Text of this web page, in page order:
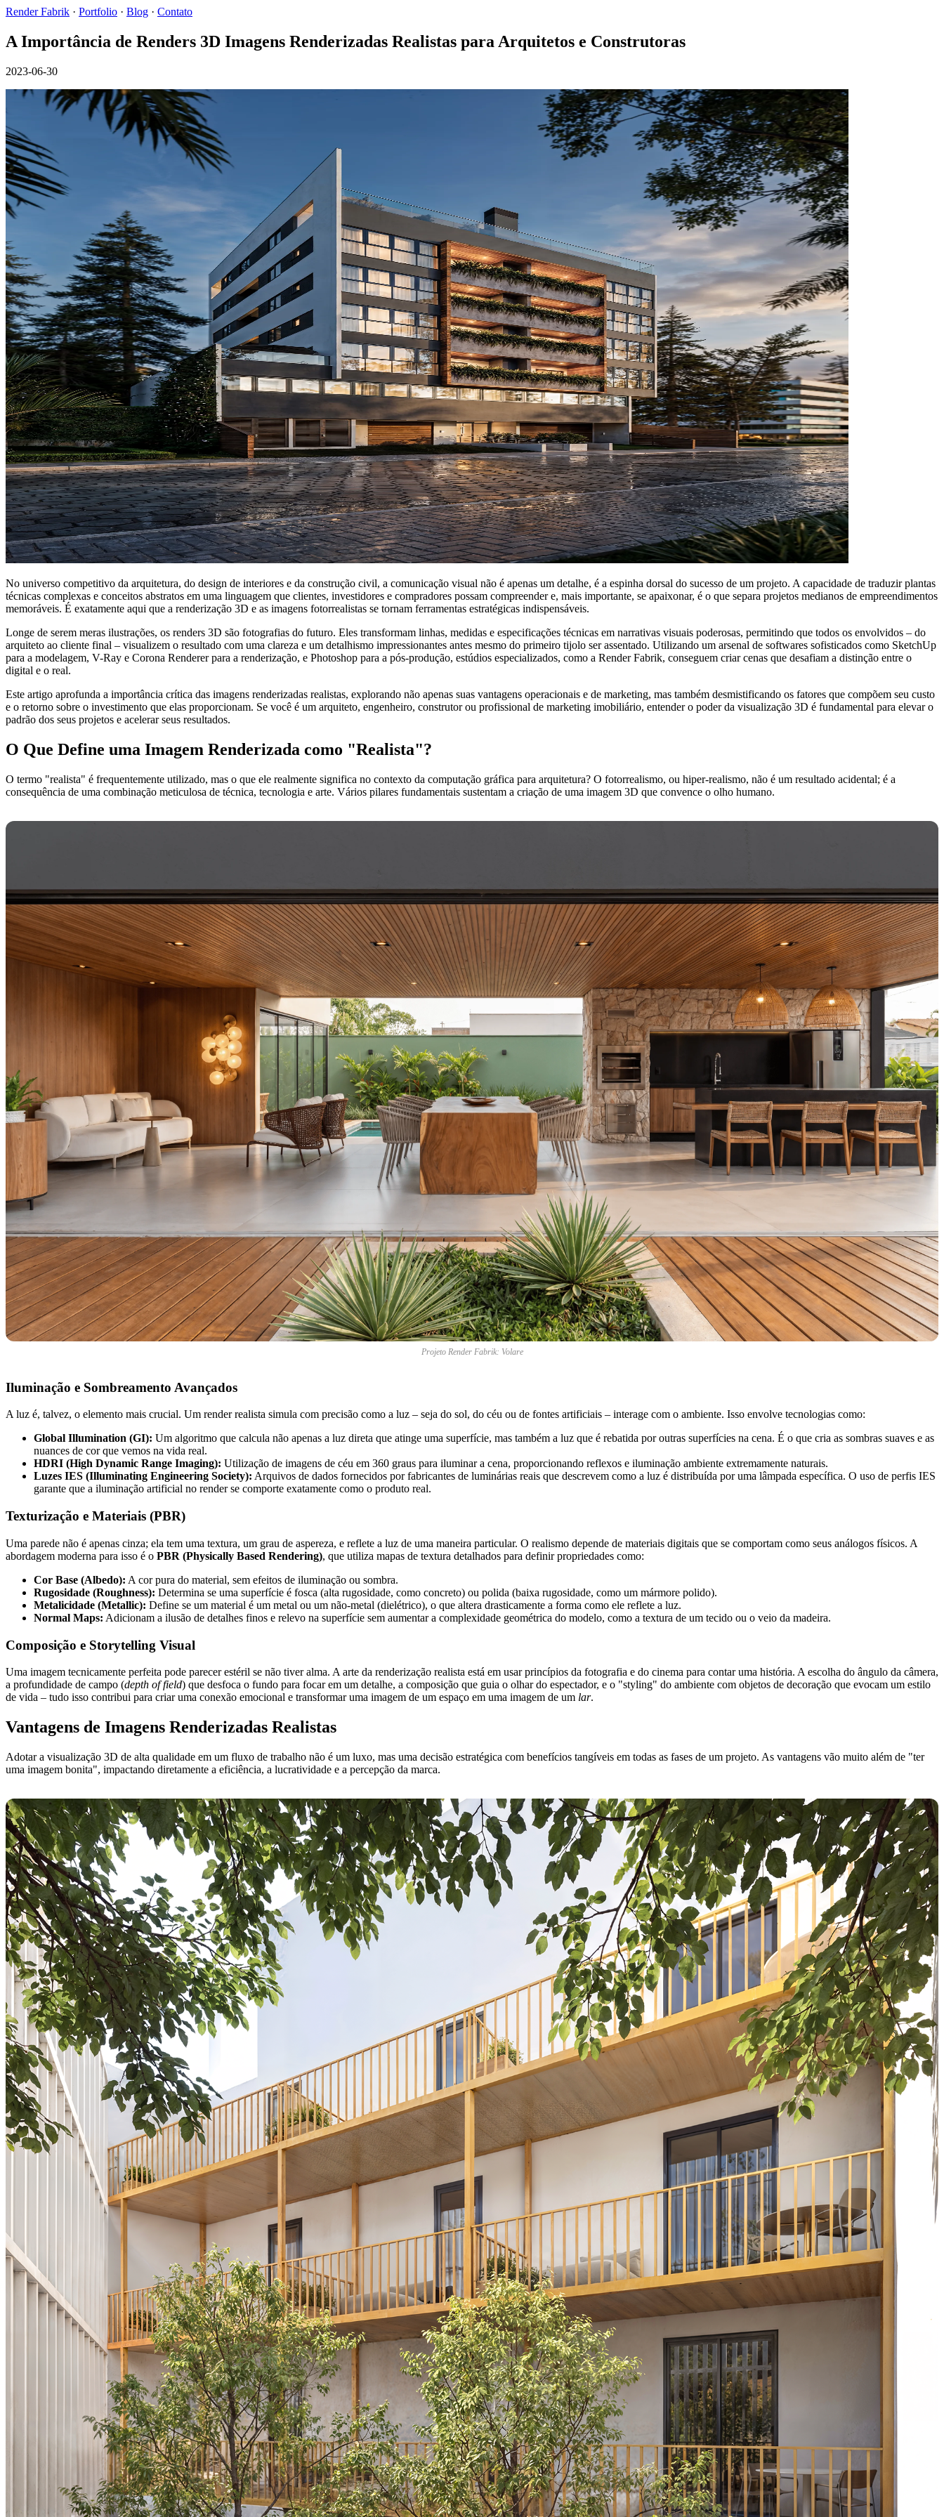
Render Fabrik · Portfolio · Blog · Contato
A Importância de Renders 3D Imagens Renderizadas Realistas para Arquitetos e Construtoras
2023-06-30
No universo competitivo da arquitetura, do design de interiores e da construção civil, a comunicação visual não é apenas um detalhe, é a espinha dorsal do sucesso de um projeto. A capacidade de traduzir plantas
técnicas complexas e conceitos abstratos em uma linguagem que clientes, investidores e compradores possam compreender e, mais importante, se apaixonar, é o que separa projetos medianos de empreendimentos
memoráveis. É exatamente aqui que a renderização 3D e as imagens fotorrealistas se tornam ferramentas estratégicas indispensáveis.
Longe de serem meras ilustrações, os renders 3D são fotografias do futuro. Eles transformam linhas, medidas e especificações técnicas em narrativas visuais poderosas, permitindo que todos os envolvidos – do
arquiteto ao cliente final – visualizem o resultado com uma clareza e um detalhismo impressionantes antes mesmo do primeiro tijolo ser assentado. Utilizando um arsenal de softwares sofisticados como SketchUp
para a modelagem, V-Ray e Corona Renderer para a renderização, e Photoshop para a pós-produção, estúdios especializados, como a Render Fabrik, conseguem criar cenas que desafiam a distinção entre o
digital e o real.
Este artigo aprofunda a importância crítica das imagens renderizadas realistas, explorando não apenas suas vantagens operacionais e de marketing, mas também desmistificando os fatores que compõem seu custo
e o retorno sobre o investimento que elas proporcionam. Se você é um arquiteto, engenheiro, construtor ou profissional de marketing imobiliário, entender o poder da visualização 3D é fundamental para elevar o
padrão dos seus projetos e acelerar seus resultados.
O Que Define uma Imagem Renderizada como "Realista"?
O termo "realista" é frequentemente utilizado, mas o que ele realmente significa no contexto da computação gráfica para arquitetura? O fotorrealismo, ou hiper-realismo, não é um resultado acidental; é a
consequência de uma combinação meticulosa de técnica, tecnologia e arte. Vários pilares fundamentais sustentam a criação de uma imagem 3D que convence o olho humano.
Projeto Render Fabrik: Volare
Iluminação e Sombreamento Avançados
A luz é, talvez, o elemento mais crucial. Um render realista simula com precisão como a luz – seja do sol, do céu ou de fontes artificiais – interage com o ambiente. Isso envolve tecnologias como:
Global Illumination (GI): Um algoritmo que calcula não apenas a luz direta que atinge uma superfície, mas também a luz que é rebatida por outras superfícies na cena. É o que cria as sombras suaves e as
nuances de cor que vemos na vida real.
HDRI (High Dynamic Range Imaging): Utilização de imagens de céu em 360 graus para iluminar a cena, proporcionando reflexos e iluminação ambiente extremamente naturais.
Luzes IES (Illuminating Engineering Society): Arquivos de dados fornecidos por fabricantes de luminárias reais que descrevem como a luz é distribuída por uma lâmpada específica. O uso de perfis IES
garante que a iluminação artificial no render se comporte exatamente como o produto real.
Texturização e Materiais (PBR)
Uma parede não é apenas cinza; ela tem uma textura, um grau de aspereza, e reflete a luz de uma maneira particular. O realismo depende de materiais digitais que se comportam como seus análogos físicos. A
abordagem moderna para isso é o PBR (Physically Based Rendering), que utiliza mapas de textura detalhados para definir propriedades como:
Cor Base (Albedo): A cor pura do material, sem efeitos de iluminação ou sombra.
Rugosidade (Roughness): Determina se uma superfície é fosca (alta rugosidade, como concreto) ou polida (baixa rugosidade, como um mármore polido).
Metalicidade (Metallic): Define se um material é um metal ou um não-metal (dielétrico), o que altera drasticamente a forma como ele reflete a luz.
Normal Maps: Adicionam a ilusão de detalhes finos e relevo na superfície sem aumentar a complexidade geométrica do modelo, como a textura de um tecido ou o veio da madeira.
Composição e Storytelling Visual
Uma imagem tecnicamente perfeita pode parecer estéril se não tiver alma. A arte da renderização realista está em usar princípios da fotografia e do cinema para contar uma história. A escolha do ângulo da câmera,
a profundidade de campo (depth of field) que desfoca o fundo para focar em um detalhe, a composição que guia o olhar do espectador, e o "styling" do ambiente com objetos de decoração que evocam um estilo
de vida – tudo isso contribui para criar uma conexão emocional e transformar uma imagem de um espaço em uma imagem de um lar.
Vantagens de Imagens Renderizadas Realistas
Adotar a visualização 3D de alta qualidade em um fluxo de trabalho não é um luxo, mas uma decisão estratégica com benefícios tangíveis em todas as fases de um projeto. As vantagens vão muito além de "ter
uma imagem bonita", impactando diretamente a eficiência, a lucratividade e a percepção da marca.